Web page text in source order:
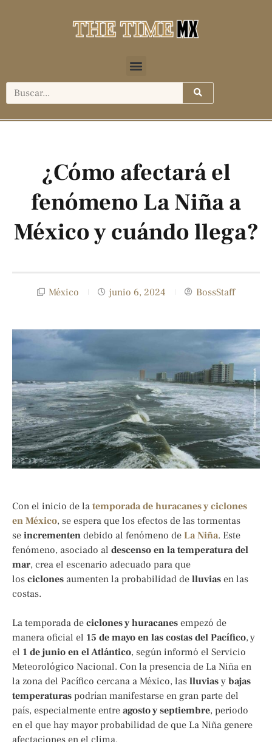
¿Cómo afectará el
fenómeno La Niña a
México y cuándo llega?
México junio 6, 2024 BossStaff
Con el inicio de la temporada de huracanes y ciclones
en México, se espera que los efectos de las tormentas
se incrementen debido al fenómeno de La Niña. Este
fenómeno, asociado al descenso en la temperatura del
mar, crea el escenario adecuado para que
los ciclones aumenten la probabilidad de lluvias en las
costas.
La temporada de ciclones y huracanes empezó de
manera oficial el 15 de mayo en las costas del Pacífico, y
el 1 de junio en el Atlántico, según informó el Servicio
Meteorológico Nacional. Con la presencia de La Niña en
la zona del Pacífico cercana a México, las lluvias y bajas
temperaturas podrían manifestarse en gran parte del
país, especialmente entre agosto y septiembre, periodo
en el que hay mayor probabilidad de que La Niña genere